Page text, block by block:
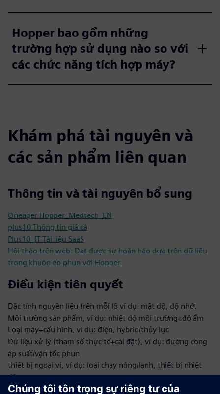
Hopper bao gồm những
trường hợp sử dụng nào so với
các chức năng tích hợp máy?
Khám phá tài nguyên và
các sản phẩm liên quan
Thông tin và tài nguyên bổ sung
Oneager Hopper_Medtech_EN
plus10 Thông tin giá cả
Plus10_IT Tài liệu SaaS
Hội thảo trên web: Đạt được sự hoàn hảo dựa trên dữ liệu
trong khuôn ép phun với Hopper
Điều kiện tiên quyết
Đặc tính nguyên liệu trên mỗi lô ví dụ: mật độ, độ nhớt
Môi trường sản phẩm, ví dụ: nhiệt độ môi trường+độ ẩm
Loại máy+cấu hình, ví dụ: điện, hybrid/thủy lực
Dữ liệu xử lý (tham số thực tế+cài đặt), ví dụ: đường cong
áp suất/vận tốc phun
thiết bị ngoại vi, ví dụ: loại chạy nóng/lạnh, thiết bị nhiệt
độ
Phản hồi về chất lượng sản phẩm, ví dụ: đặc điểm hình học